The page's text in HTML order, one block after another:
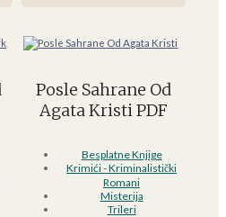
Posle Sahrane Od
Agata Kristi PDF
Besplatne Knjige
Krimići - Kriminalistički
Romani
Misterija
Trileri